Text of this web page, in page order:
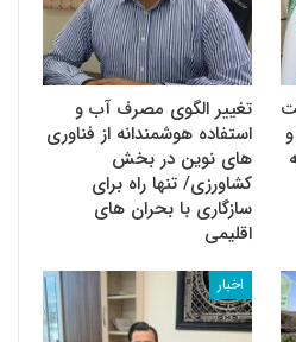
تغییر الگوی مصرف آب و
استفاده هوشمندانه از فناوری
های نوین در بخش
کشاورزی/ تنها راه برای
سازگاری با بحران های
اقلیمی
اخبار